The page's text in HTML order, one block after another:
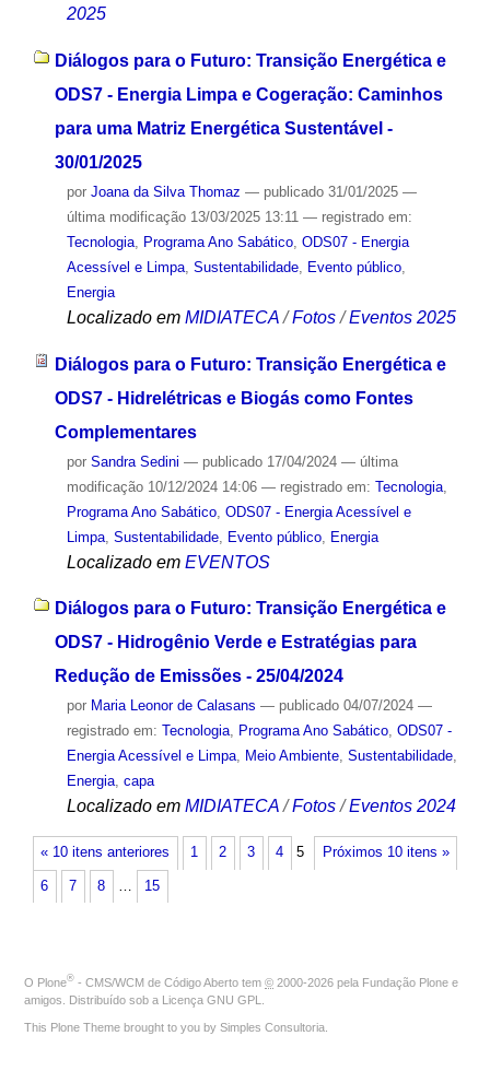
2025
Diálogos para o Futuro: Transição Energética e
ODS7 - Energia Limpa e Cogeração: Caminhos
para uma Matriz Energética Sustentável -
30/01/2025
por Joana da Silva Thomaz — publicado31/01/2025 —
última modificação13/03/2025 13:11 — registrado em:
Tecnologia, Programa Ano Sabático, ODS07 - Energia
Acessível e Limpa, Sustentabilidade, Evento público,
Energia
Localizado em MIDIATECA /Fotos /Eventos 2025
Diálogos para o Futuro: Transição Energética e
ODS7 - Hidrelétricas e Biogás como Fontes
Complementares
por Sandra Sedini — publicado17/04/2024 — última
modificação10/12/2024 14:06 — registrado em: Tecnologia,
Programa Ano Sabático, ODS07 - Energia Acessível e
Limpa, Sustentabilidade, Evento público, Energia
Localizado em EVENTOS
Diálogos para o Futuro: Transição Energética e
ODS7 - Hidrogênio Verde e Estratégias para
Redução de Emissões - 25/04/2024
por Maria Leonor de Calasans — publicado04/07/2024 —
registrado em: Tecnologia, Programa Ano Sabático, ODS07 -
Energia Acessível e Limpa, Meio Ambiente, Sustentabilidade,
Energia, capa
Localizado em MIDIATECA /Fotos /Eventos 2024
« 10 itens anteriores Próximos 10 itens »
1 2 3 4 5
6 7 8 … 15
O Plone® - CMS/WCM de Código Aberto tem © 2000-2026 pela Fundação Plone e
amigos. Distribuído sob a Licença GNU GPL
This Plone Theme brought to you by Simples Consultoria